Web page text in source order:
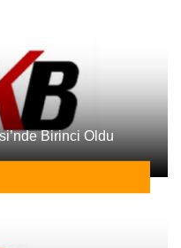
Birinci Oldu